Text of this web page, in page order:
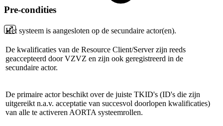
Pre-condities
Het systeem is aangesloten op de secundaire actor(en).
De kwalificaties van de Resource Client/Server zijn reeds
geaccepteerd door VZVZ en zijn ook geregistreerd in de
secundaire actor.
De primaire actor beschikt over de juiste TKID's (ID's die zijn
uitgereikt n.a.v. acceptatie van succesvol doorlopen kwalificaties)
van alle te activeren AORTA systeemrollen.